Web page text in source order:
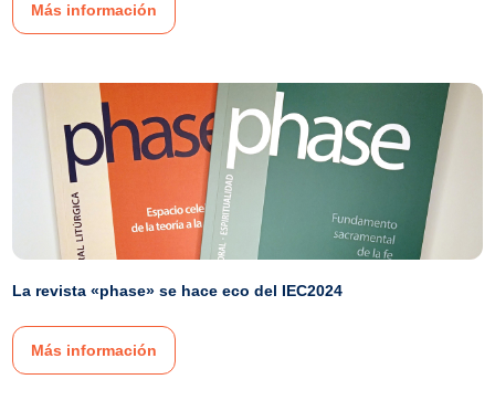
Más información
La revista «phase» se hace eco del IEC2024
Más información